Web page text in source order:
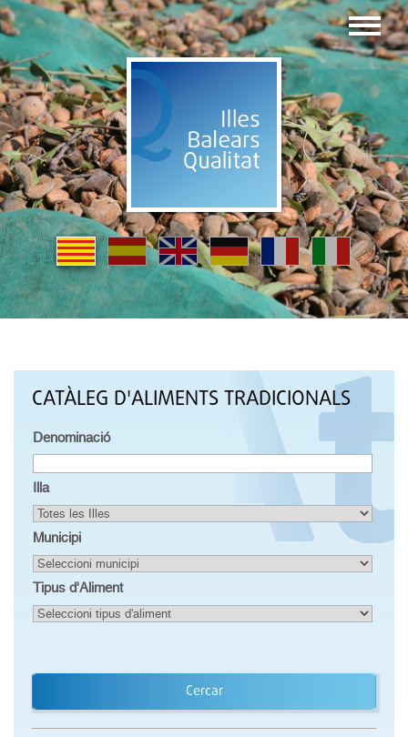
CATÀLEG D'ALIMENTS TRADICIONALS
Denominació
Illa
Municipi
Tipus d'Aliment
Cercar